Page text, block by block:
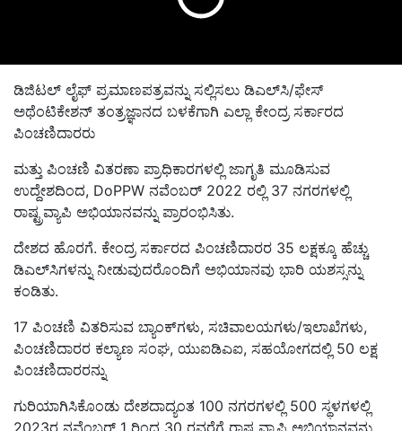
ಡಿಜಿಟಲ್ ಲೈಫ್ ಪ್ರಮಾಣಪತ್ರವನ್ನು ಸಲ್ಲಿಸಲು ಡಿಎಲ್‌ಸಿ/ಫೇಸ್
ಅಥೆಂಟಿಕೇಶನ್ ತಂತ್ರಜ್ಞಾನದ ಬಳಕೆಗಾಗಿ ಎಲ್ಲಾ ಕೇಂದ್ರ ಸರ್ಕಾರದ
ಪಿಂಚಣಿದಾರರು
ಮತ್ತು ಪಿಂಚಣಿ ವಿತರಣಾ ಪ್ರಾಧಿಕಾರಗಳಲ್ಲಿ ಜಾಗೃತಿ ಮೂಡಿಸುವ
ಉದ್ದೇಶದಿಂದ, DoPPW ನವೆಂಬರ್ 2022 ರಲ್ಲಿ 37 ನಗರಗಳಲ್ಲಿ
ರಾಷ್ಟ್ರವ್ಯಾಪಿ ಅಭಿಯಾನವನ್ನು ಪ್ರಾರಂಭಿಸಿತು.
ದೇಶದ ಹೊರಗೆ. ಕೇಂದ್ರ ಸರ್ಕಾರದ ಪಿಂಚಣಿದಾರರ 35 ಲಕ್ಷಕ್ಕೂ ಹೆಚ್ಚು
ಡಿಎಲ್‌ಸಿಗಳನ್ನು ನೀಡುವುದರೊಂದಿಗೆ ಅಭಿಯಾನವು ಭಾರಿ ಯಶಸ್ಸನ್ನು
ಕಂಡಿತು.
17 ಪಿಂಚಣಿ ವಿತರಿಸುವ ಬ್ಯಾಂಕ್‌ಗಳು, ಸಚಿವಾಲಯಗಳು/ಇಲಾಖೆಗಳು,
ಪಿಂಚಣಿದಾರರ ಕಲ್ಯಾಣ ಸಂಘ, ಯುಐಡಿಎಐ, ಸಹಯೋಗದಲ್ಲಿ 50 ಲಕ್ಷ
ಪಿಂಚಣಿದಾರರನ್ನು
ಗುರಿಯಾಗಿಸಿಕೊಂಡು ದೇಶದಾದ್ಯಂತ 100 ನಗರಗಳಲ್ಲಿ 500 ಸ್ಥಳಗಳಲ್ಲಿ